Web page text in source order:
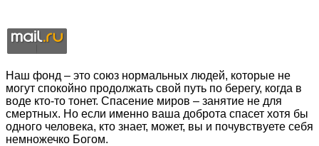
Наш фонд – это союз нормальных людей, которые не
могут спокойно продолжать свой путь по берегу, когда в
воде кто-то тонет. Спасение миров – занятие не для
смертных. Но если именно ваша доброта спасет хотя бы
одного человека, кто знает, может, вы и почувствуете себя
немножечко Богом.